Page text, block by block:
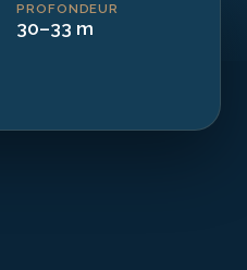
PROFONDEUR
30–33 m